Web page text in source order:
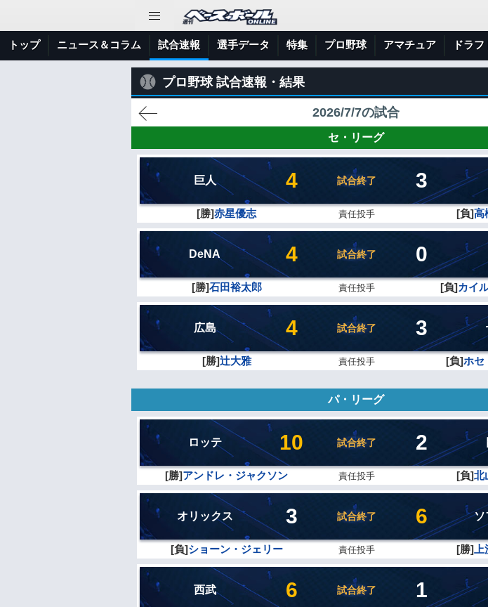
トップ ニュース＆コラム 試合速報 選手データ 特集 プロ野球 アマチュア ドラフ
プロ野球 試合速報・結果
2026/7/7の試合
セ・リーグ
巨人 4 試合終了 3
[勝]赤星優志 責任投手 [負]高
DeNA 4 試合終了 0
[勝]石田裕太郎 責任投手 [負]カイ
広島 4 試合終了 3
[勝]辻大雅 責任投手 [負]ホセ
パ・リーグ
ロッテ 10 試合終了 2
[勝]アンドレ・ジャクソン 責任投手 [負]北
オリックス 3 試合終了 6 ソ
[負]ショーン・ジェリー 責任投手 [勝]上
西武 6 試合終了 1